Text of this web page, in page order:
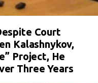
Court
Kalashnykov,
Project, He
Three Years